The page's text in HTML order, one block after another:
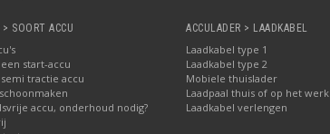
> SOORT ACCU
start-accu
tractie accu
accu, onderhoud nodig?
ACCULADER > LAADKABEL
Laadkabel type 1
Laadkabel type 2
Mobiele thuislader
Laadpaal thuis of op het werk
Laadkabel verlengen